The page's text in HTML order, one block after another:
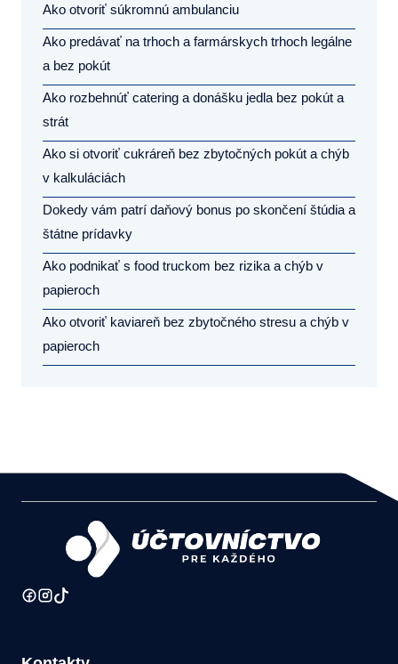
Ako otvoriť súkromnú ambulanciu
Ako predávať na trhoch a farmárskych trhoch legálne
a bez pokút
Ako rozbehnúť catering a donášku jedla bez pokút a
strát
Ako si otvoriť cukráreň bez zbytočných pokút a chýb
v kalkuláciách
Dokedy vám patrí daňový bonus po skončení štúdia a
štátne prídavky
Ako podnikať s food truckom bez rizika a chýb v
papieroch
Ako otvoriť kaviareň bez zbytočného stresu a chýb v
papieroch